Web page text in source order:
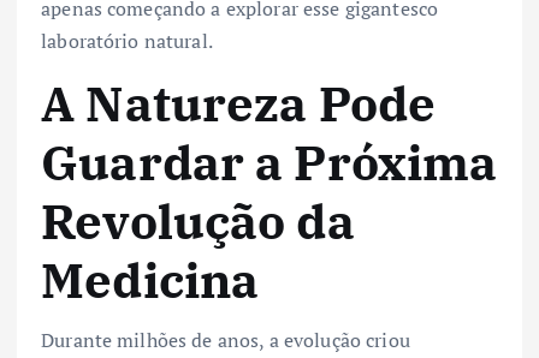
apenas começando a explorar esse gigantesco
laboratório natural.
A Natureza Pode
Guardar a Próxima
Revolução da
Medicina
Durante milhões de anos, a evolução criou